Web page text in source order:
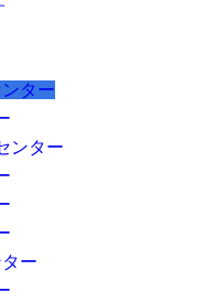
ター
ンター
ー